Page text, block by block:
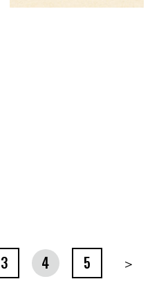
らしい和室があります陽
3 4 5 ＞